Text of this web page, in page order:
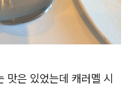
은 있었는데 캐러멜 시